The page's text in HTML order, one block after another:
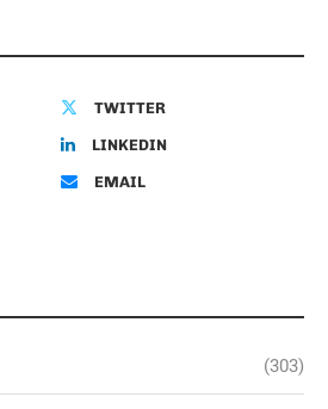
TWITTER
LINKEDIN
EMAIL
(303)